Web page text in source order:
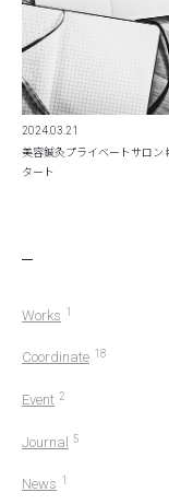
Works 1
Coordinate 18
Event 2
Journal 5
News 1
2024.03.21
美容鍼灸プライベートサロン
タート